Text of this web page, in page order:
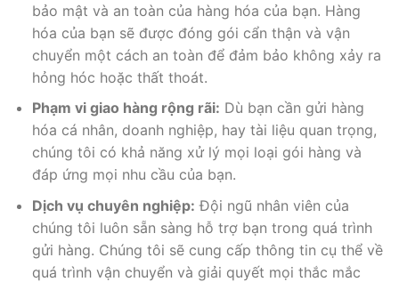
bảo mật và an toàn của hàng hóa của bạn. Hàng
hóa của bạn sẽ được đóng gói cẩn thận và vận
chuyển một cách an toàn để đảm bảo không xảy ra
hỏng hóc hoặc thất thoát.
Phạm vi giao hàng rộng rãi: Dù bạn cần gửi hàng
hóa cá nhân, doanh nghiệp, hay tài liệu quan trọng,
chúng tôi có khả năng xử lý mọi loại gói hàng và
đáp ứng mọi nhu cầu của bạn.
Dịch vụ chuyên nghiệp: Đội ngũ nhân viên của
chúng tôi luôn sẵn sàng hỗ trợ bạn trong quá trình
gửi hàng. Chúng tôi sẽ cung cấp thông tin cụ thể về
quá trình vận chuyển và giải quyết mọi thắc mắc